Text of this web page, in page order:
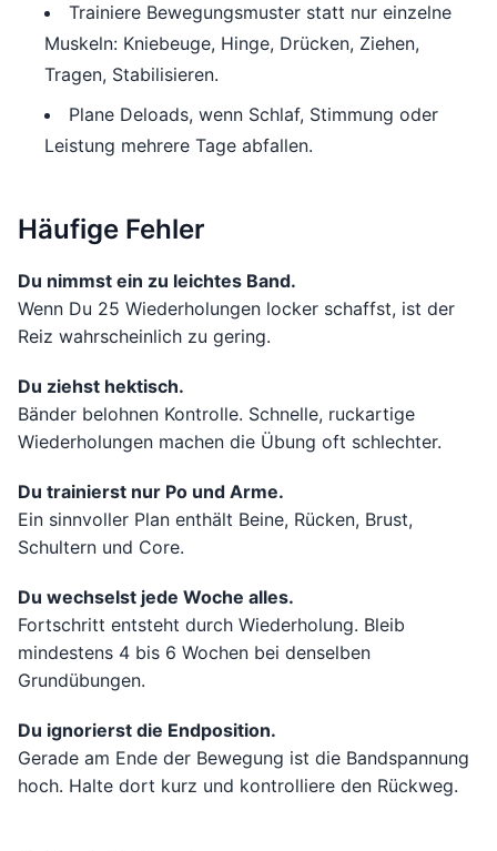
Trainiere Bewegungsmuster statt nur einzelne
Muskeln: Kniebeuge, Hinge, Drücken, Ziehen,
Tragen, Stabilisieren.
Plane Deloads, wenn Schlaf, Stimmung oder
Leistung mehrere Tage abfallen.
Häufige Fehler
Du nimmst ein zu leichtes Band.
Wenn Du 25 Wiederholungen locker schaffst, ist der
Reiz wahrscheinlich zu gering.
Du ziehst hektisch.
Bänder belohnen Kontrolle. Schnelle, ruckartige
Wiederholungen machen die Übung oft schlechter.
Du trainierst nur Po und Arme.
Ein sinnvoller Plan enthält Beine, Rücken, Brust,
Schultern und Core.
Du wechselst jede Woche alles.
Fortschritt entsteht durch Wiederholung. Bleib
mindestens 4 bis 6 Wochen bei denselben
Grundübungen.
Du ignorierst die Endposition.
Gerade am Ende der Bewegung ist die Bandspannung
hoch. Halte dort kurz und kontrolliere den Rückweg.